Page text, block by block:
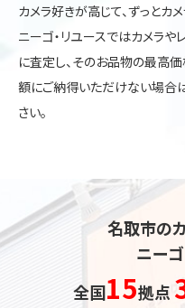
カメラ好きが高じて、ずっとカ
ニーゴ・リユースではカメラ
に査定し、そのお品物の最高
額にご納得いただけない場合
さい。
名取市の
ニー
全国15拠点